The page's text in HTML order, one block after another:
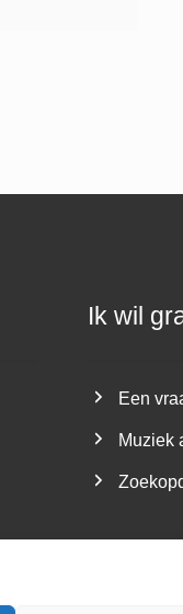
Ik wil
Een
Muziek